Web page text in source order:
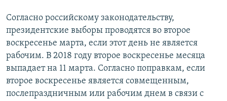
Согласно российскому законодательству,
президентские выборы проводятся во второе
воскресенье марта, если этот день не является
рабочим. В 2018 году второе воскресенье месяца
выпадает на 11 марта. Согласно поправкам, если
второе воскресенье является совмещенным,
послепраздничным или рабочим днем в связи с